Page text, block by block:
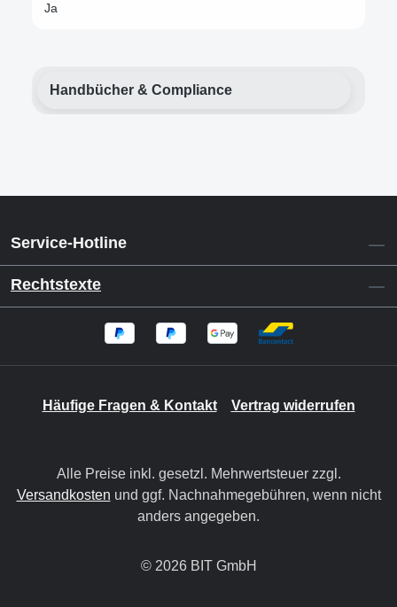
Ja
Handbücher & Compliance
Service-Hotline
Rechtstexte
Häufige Fragen & Kontakt Vertrag widerrufen
Alle Preise inkl. gesetzl. Mehrwertsteuer zzgl.
Versandkosten und ggf. Nachnahmegebühren, wenn nicht
anders angegeben.
© 2026 BIT GmbH